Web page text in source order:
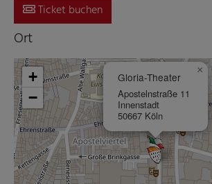
Ticket buchen
Ort
Gloria-Theater
Apostelnstraße 11
Innenstadt
50667 Köln
×
+
−